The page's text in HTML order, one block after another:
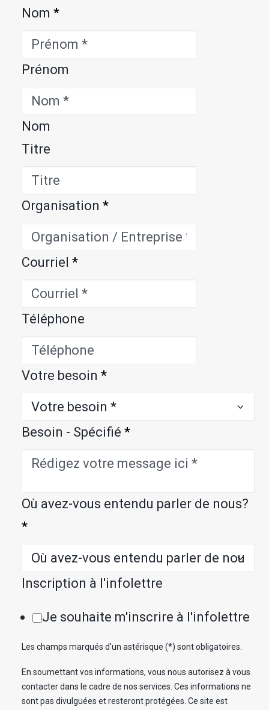
Nom *
Prénom
Nom
Titre
Organisation *
Courriel *
Téléphone
Votre besoin *
Besoin - Spécifié *
Où avez-vous entendu parler de nous?
*
Inscription à l'infolettre
Je souhaite m'inscrire à l'infolettre
Les champs marqués d'un astérisque (*) sont obligatoires.
En soumettant vos informations, vous nous autorisez à vous
contacter dans le cadre de nos services. Ces informations ne
sont pas divulguées et resteront protégées. Ce site est